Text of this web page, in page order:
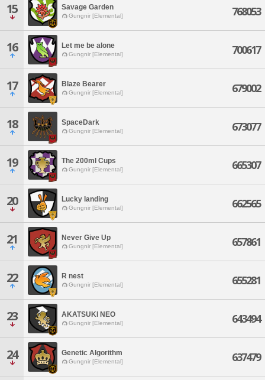
15 Savage Garden
Gungnir [Elemental] 768053
16 Let me be alone
Gungnir [Elemental] 700617
17 Blaze Bearer
Gungnir [Elemental] 679002
18 SpaceDark
Gungnir [Elemental] 673077
19 The 200ml Cups
Gungnir [Elemental] 665307
20 Lucky landing
Gungnir [Elemental] 662565
21 Never Give Up
Gungnir [Elemental] 657861
22 R nest
Gungnir [Elemental] 655281
23 AKATSUKI NEO
Gungnir [Elemental] 643494
24 Genetic Algorithm
Gungnir [Elemental] 637479